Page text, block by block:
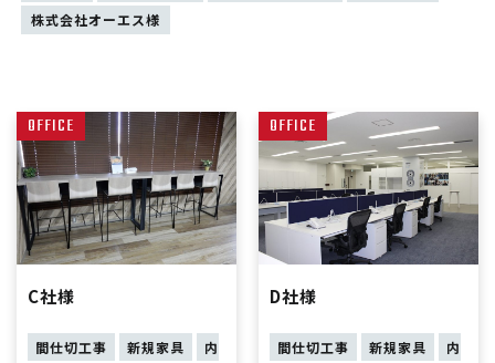
株式会社オーエス様
OFFICE
C社様
間仕切工事 新規家具
内
OFFICE
D社様
間仕切工事 新規家具
内